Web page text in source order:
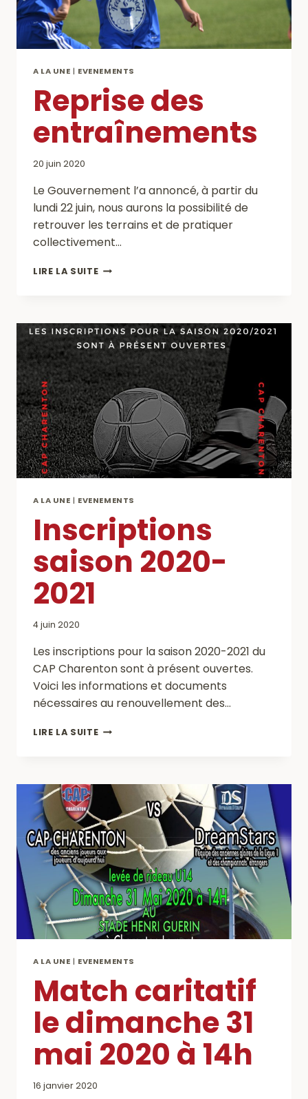
A LA UNE | EVENEMENTS
Reprise des
entraînements
20 juin 2020
Le Gouvernement l’a annoncé, à partir du
lundi 22 juin, nous aurons la possibilité de
retrouver les terrains et de pratiquer
collectivement…
LIRE LA SUITEREPRISE
A LA UNE | EVENEMENTS
Inscriptions
saison 2020-
2021
4 juin 2020
Les inscriptions pour la saison 2020-2021 du
CAP Charenton sont à présent ouvertes.
Voici les informations et documents
nécessaires au renouvellement des…
LIRE LA SUITEINSCRIPTIONS
A LA UNE | EVENEMENTS
Match caritatif
le dimanche 31
mai 2020 à 14h
16 janvier 2020